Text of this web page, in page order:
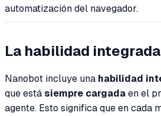
automatización del navegador.
La habilidad
Nanobot incluye una habilidad
que está siempre cargada en el
agente. Esto significa que en cada